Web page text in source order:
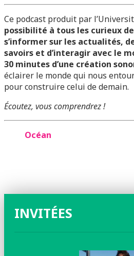
Ce podcast produit par
possibilité à tous les curieux
s’informer sur les actualités,
savoirs et d’interagir avec le
30 minutes d’une création
éclairer le monde qui nous
pour construire celui de demain.
Écoutez, vous comprendrez !
Océan
INVITÉES